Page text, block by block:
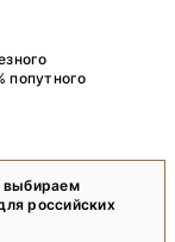
попутного
выбираем
российских